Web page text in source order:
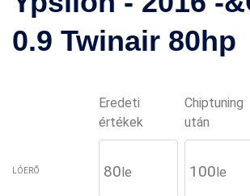
0.9 Twinair 80hp
Eredeti
értékek
Chiptuning
után
LÓERŐ 80le 100le